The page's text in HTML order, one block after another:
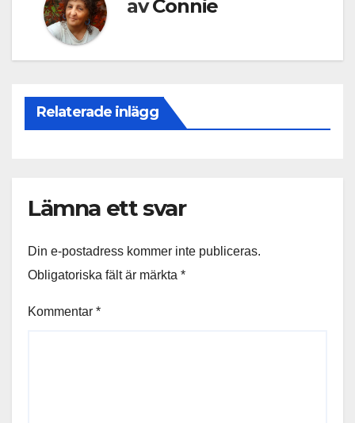
avConnie
Relaterade inlägg
Lämna ett svar
Din e-postadress kommer inte publiceras.
Obligatoriska fält är märkta *
Kommentar *